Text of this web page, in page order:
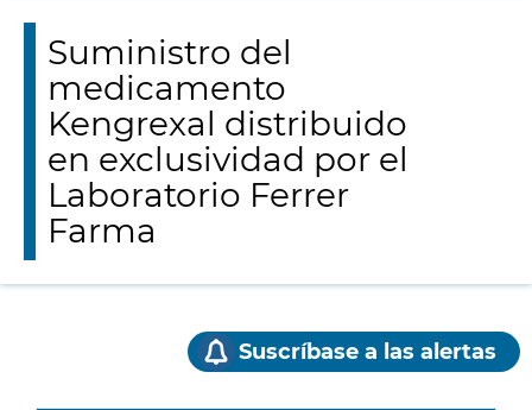
Suministro del
medicamento
Kengrexal distribuido
en exclusividad por el
Laboratorio Ferrer
Farma
Suscríbase a las alertas